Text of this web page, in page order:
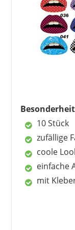
lange
Roll-
10 Stück
zufällige
coole
einfache
mit